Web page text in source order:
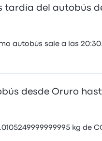
del autobús
autobús sale a las 20:30.
desde Oruro
kg de